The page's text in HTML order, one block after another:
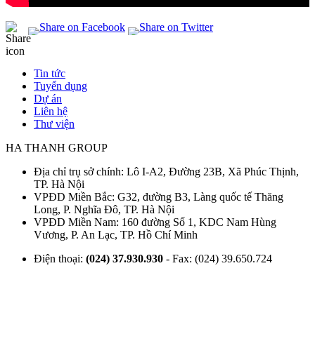
Footer
Tin tức
Tuyển dụng
Dự án
Liên hệ
Thư viện
HA THANH GROUP
Địa chỉ trụ sở chính: Lô I-A2, Đường 23B, Xã Phúc Thịnh,
TP. Hà Nội
VPĐD Miền Bắc: G32, đường B3, Làng quốc tế Thăng
Long, P. Nghĩa Đô, TP. Hà Nội
VPĐD Miền Nam: 160 đường Số 1, KDC Nam Hùng
Vương, P. An Lạc, TP. Hồ Chí Minh
Điện thoại: (024) 37.930.930 - Fax: (024) 39.650.724